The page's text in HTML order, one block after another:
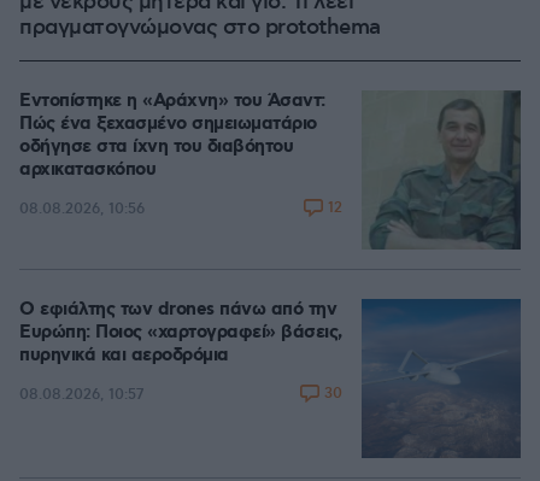
πραγματογνώμονας στο protothema
Εντοπίστηκε η «Αράχνη» του Άσαντ:
Πώς ένα ξεχασμένο σημειωματάριο
οδήγησε στα ίχνη του διαβόητου
αρχικατασκόπου
08.08.2026, 10:56 12
Ο εφιάλτης των drones πάνω από την
Ευρώπη: Ποιος «χαρτογραφεί» βάσεις,
πυρηνικά και αεροδρόμια
08.08.2026, 10:57 30